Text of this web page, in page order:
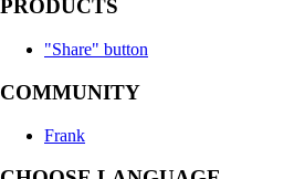
PRODUCTS
"Share" button
COMMUNITY
Frank